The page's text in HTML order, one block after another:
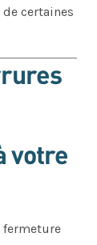
certaines
votre
fermeture